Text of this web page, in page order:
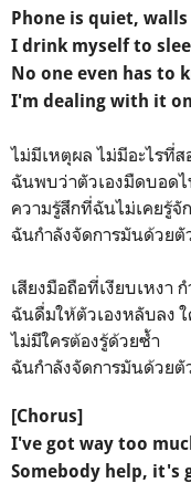
Phone is quiet,
I drink myself to
No one even has to
I'm dealing with it
ไม่มีเหตุผล ไม่มีอะไรที่
ฉันพบว่าตัวเองมืดบอด
ความรู้สึกที่ฉันไม่เคยรู้จัก
ฉันกำลังจัดการมันด้วยตั
เสียงมือถือที่เงียบเหงา
ฉันดื่มให้ตัวเองหลับลง
ไม่มีใครต้องรู้ด้วยซ้ำ
ฉันกำลังจัดการมันด้วยตั
[Chorus]
I've got way too
Somebody help, it's